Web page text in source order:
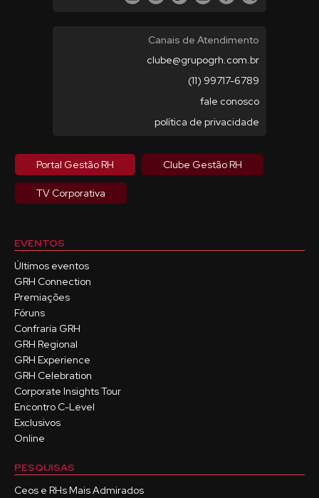
Canais de Atendimento
clube@grupogrh.com.br
(11) 99717-6789
fale conosco
política de privacidade
Portal Gestão RH Clube Gestão RH
TV Corporativa
EVENTOS
Últimos eventos
GRH Connection
Premiações
Fóruns
Confraria GRH
GRH Regional
GRH Experience
GRH Celebration
Corporate Insights Tour
Encontro C-Level
Exclusivos
Online
PESQUISAS
Ceos e RHs Mais Admirados